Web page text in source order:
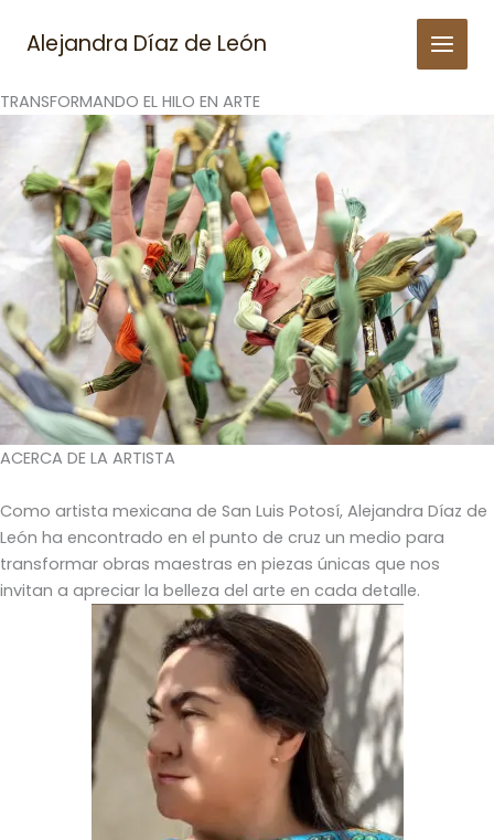
Alejandra Díaz de León
TRANSFORMANDO EL HILO EN ARTE
ACERCA DE LA ARTISTA
Como artista mexicana de San Luis Potosí, Alejandra Díaz de
León ha encontrado en el punto de cruz un medio para
transformar obras maestras en piezas únicas que nos
invitan a apreciar la belleza del arte en cada detalle.